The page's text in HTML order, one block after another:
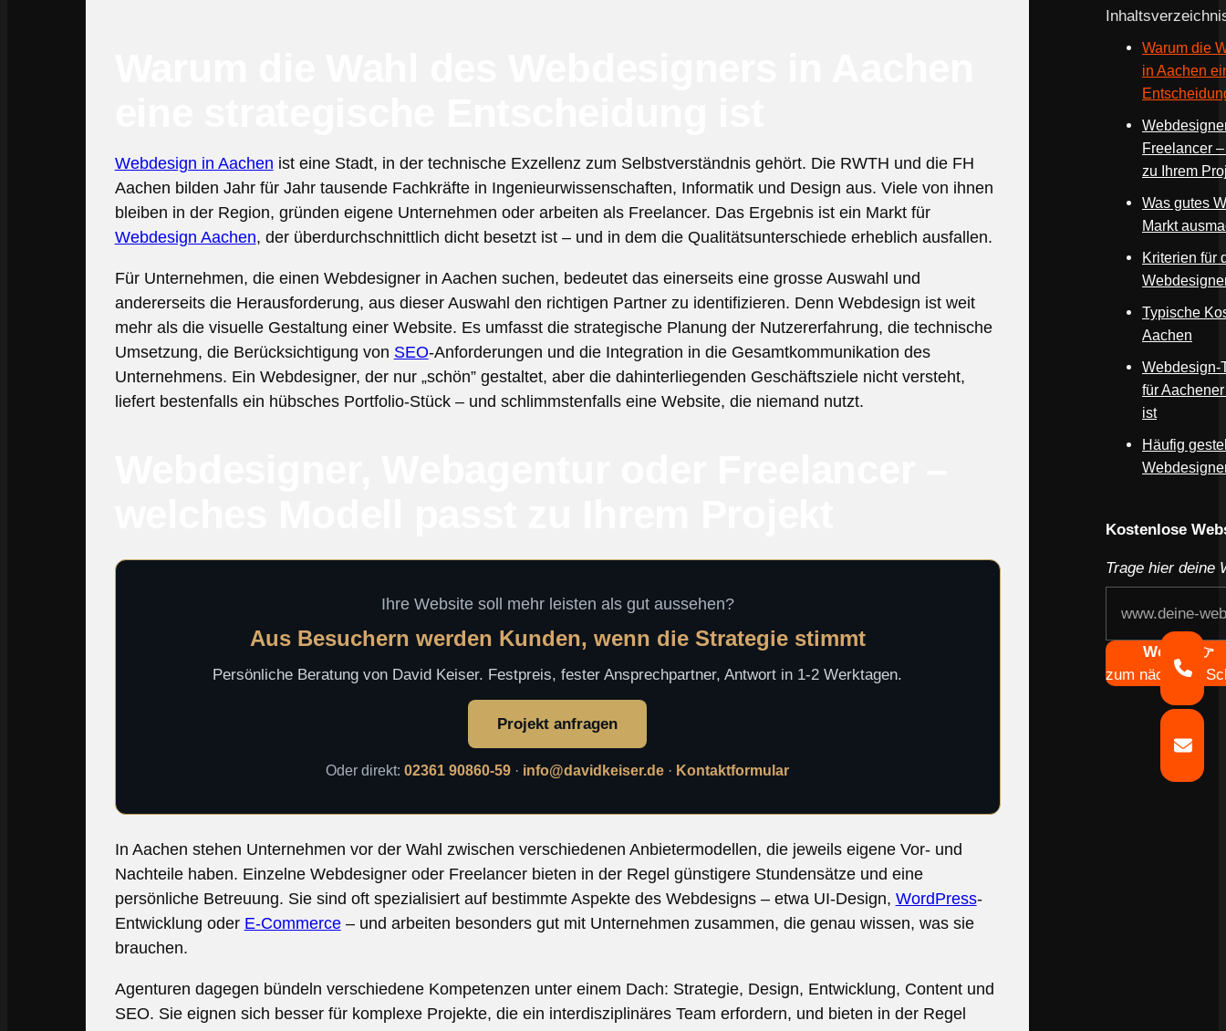
Webdesign in Aachen ist eine Stadt, in der technische Exzellenz zum Selbstverständnis gehört. Die RWTH und die FH
Aachen bilden Jahr für Jahr tausende Fachkräfte in Ingenieurwissenschaften, Informatik und Design aus. Viele von ihnen
bleiben in der Region, gründen eigene Unternehmen oder arbeiten als Freelancer. Das Ergebnis ist ein Markt für
Webdesign Aachen, der überdurchschnittlich dicht besetzt ist – und in dem die Qualitätsunterschiede erheblich ausfallen.
Für Unternehmen, die einen Webdesigner in Aachen suchen, bedeutet das einerseits eine grosse Auswahl und
andererseits die Herausforderung, aus dieser Auswahl den richtigen Partner zu identifizieren. Denn Webdesign ist weit
mehr als die visuelle Gestaltung einer Website. Es umfasst die strategische Planung der Nutzererfahrung, die technische
Umsetzung, die Berücksichtigung von SEO-Anforderungen und die Integration in die Gesamtkommunikation des
Unternehmens. Ein Webdesigner, der nur „schön” gestaltet, aber die dahinterliegenden Geschäftsziele nicht versteht,
liefert bestenfalls ein hübsches Portfolio-Stück – und schlimmstenfalls eine Website, die niemand nutzt.
Ihre Website soll mehr leisten als gut aussehen?
Aus Besuchern werden Kunden, wenn die Strategie stimmt
Persönliche Beratung von David Keiser. Festpreis, fester Ansprechpartner, Antwort in 1-2 Werktagen.
Projekt anfragen
Oder direkt:02361 90860-59 · info@davidkeiser.de · Kontaktformular
In Aachen stehen Unternehmen vor der Wahl zwischen verschiedenen Anbietermodellen, die jeweils eigene Vor- und
Nachteile haben. Einzelne Webdesigner oder Freelancer bieten in der Regel günstigere Stundensätze und eine
persönliche Betreuung. Sie sind oft spezialisiert auf bestimmte Aspekte des Webdesigns – etwa UI-Design, WordPress-
Entwicklung oder E-Commerce– und arbeiten besonders gut mit Unternehmen zusammen, die genau wissen, was sie
brauchen.
Agenturen dagegen bündeln verschiedene Kompetenzen unter einem Dach: Strategie, Design, Entwicklung, Content und
SEO. Sie eignen sich besser für komplexe Projekte, die ein interdisziplinäres Team erfordern, und bieten in der Regel
Warum die
in Aachen
Freelancer
zu Ihrem
Was gutes
Markt
Kriterien für
Typische
Aachen
Webdesign-
für
ist
Häufig
Kostenlose
Trage hier deine
Weiter 👉
zum nächsten